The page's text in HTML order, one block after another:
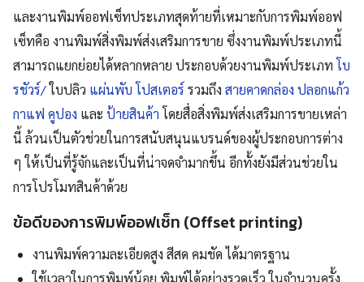
และงานพิมพ์ออฟเซ็ทประเภทสุดท้ายที่เหมาะกับการพิมพ์ออฟ
เซ็ทคือ งานพิมพ์สิ่งพิมพ์ส่งเสริมการขาย ซึ่งงานพิมพ์ประเภทนี้
สามารถแยกย่อยได้หลากหลาย ประกอบด้วยงานพิมพ์ประเภท โบ
รชัวร์/ใบปลิว แผ่นพับ โปสเตอร์ รวมถึง สายคาดกล่อง ปลอกแก้ว
กาแฟ คูปอง และ ป้ายสินค้า โดยสื่อสิ่งพิมพ์ส่งเสริมการขายเหล่า
นี้ ล้วนเป็นตัวช่วยในการสนับสนุนแบรนด์ของผู้ประกอบการต่าง
ๆ ให้เป็นที่รู้จักและเป็นที่น่าจดจำมากขึ้น อีกทั้งยังมีส่วนช่วยใน
การโปรโมทสินค้าด้วย
ข้อดีของการพิมพ์ออฟเซ็ท (Offset printing)
งานพิมพ์ความละเอียดสูง สีสด คมชัด ได้มาตรฐาน
ใช้เวลาในการพิมพ์น้อย พิมพ์ได้อย่างรวดเร็ว ในจำนวนครั้ง